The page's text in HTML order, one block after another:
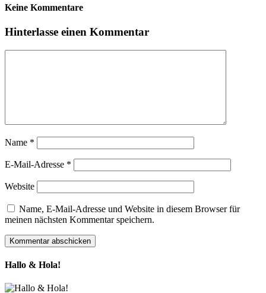
Keine Kommentare
Hinterlasse einen Kommentar
Name *
E-Mail-Adresse *
Website
Name, E-Mail-Adresse und Website in diesem Browser für
meinen nächsten Kommentar speichern.
Hallo & Hola!